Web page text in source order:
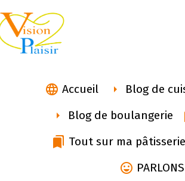
Accueil Blog de
Blog de boulangerie
Tout sur ma pâtisserie